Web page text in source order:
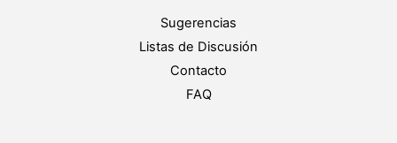
Sugerencias
Listas de Discusión
Contacto
FAQ